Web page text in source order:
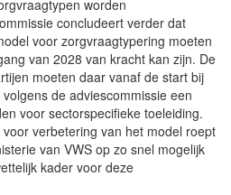
worden
concludeert verder dat
voor zorgvraagtypering moeten
van 2028 van kracht kan zijn. De
moeten daar vanaf de start bij
de adviescommissie een
voor sectorspecifieke toeleiding.
verbetering van het model roept
van VWS op zo snel mogelijk
kader voor deze